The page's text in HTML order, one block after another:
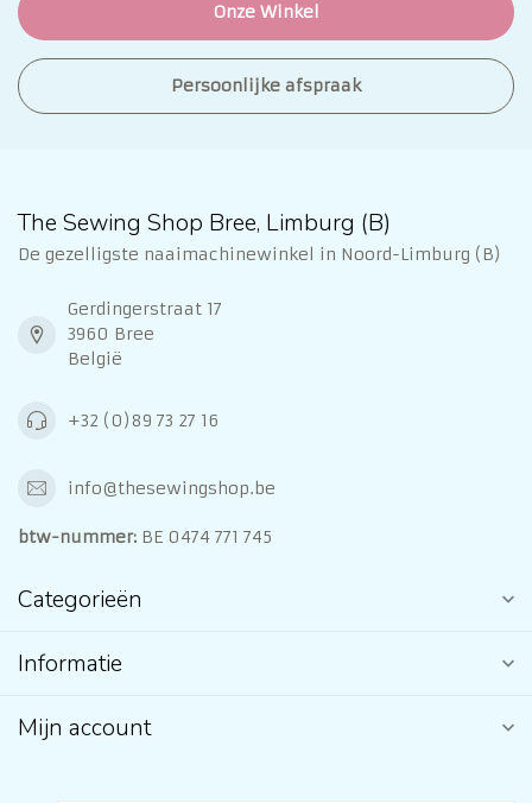
Onze Winkel
Persoonlijke afspraak
The Sewing Shop Bree, Limburg (B)
De gezelligste naaimachinewinkel in Noord-Limburg (B)
Gerdingerstraat 17
3960 Bree
België
+32 (0)89 73 27 16
info@thesewingshop.be
btw-nummer: BE 0474 771 745
Categorieën
Informatie
Mijn account